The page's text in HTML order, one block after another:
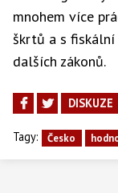
mnohem více
škrtů a s fiskální
dalších zákonů.
DISKUZE
Tagy: Česko